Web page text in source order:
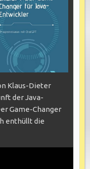
Klaus-Dieter
der Java-
Game-Changer
enthüllt die